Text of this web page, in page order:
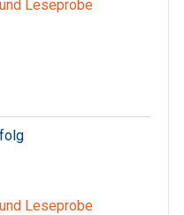
Leseprobe
Leseprobe